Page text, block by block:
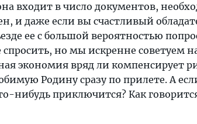
входит в число документов,
и даже если вы счастливый
ее с большой вероятностью
но мы искренне советуем
экономия вряд ли компенсирует
Родину сразу по прилете. А
нибудь приключится? Как